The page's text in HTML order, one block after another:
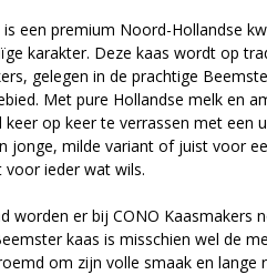
is een premium Noord-Hollandse
karakter. Deze kaas wordt op
gelegen in de prachtige
Met pure Hollandse melk en
keer op keer te verrassen met een
jonge, milde variant of juist voor
voor ieder wat wils.
worden er bij CONO Kaasmakers
kaas is misschien wel de
om zijn volle smaak en lange